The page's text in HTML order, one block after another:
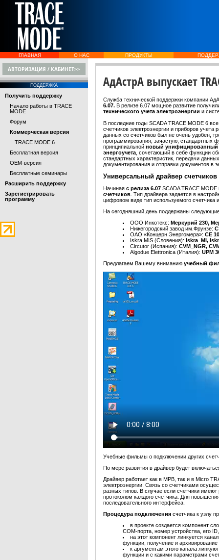
ГЛАВНАЯ О НАС ПРОДУКТЫ
АВТОРИЗАЦИЯ / КАБИНЕТ>>
ПОДДЕРЖКА
Получить поддержку
Начало работы в TRACE
MODE
Форум
Коммерческая версия
TRACE MODE 6
Бесплатная версия
OEM-версия
Бесплатные семинары
Расширить поддержку
Зарегистрировать
программу
АдАстрА выпускает
Служба технической поддержки компании
6.07. В релизе 6.07 мощное развитие
технического учета электроэнергии и
В последние годы SCADA TRACE MODE 6
счетчиков электроэнергии и приборов
данных со счетчиков был не очень удобен,
программирования, зачастую, стандартных
принципиальной новый унифицированный
энергоучета , сочетающий в себе функции
стандартных характеристик, передачи
документирования и отправки документов
Универсальный драйвер счетчиков
Начиная с релиза 6.07 SCADA TRACE MODE
счетчиков . Тип драйвера задается в
цифровом виде тип используемого счетчика
На сегодняшний день поддержаны
ООО Инкотекс: Меркурий 230,
Нижегородский завод им.Фрунзе:
ОАО «Концерн Энергомера»: CE
Iskra MIS (Словения): Iskra_MI,
Circutor (Испания): CVM_NGR,
Algodue Elettronica (Италия): UPM
Предлагаем Вашему вниманию учебный
Учебные фильмы о подключении других
По мере развития в драйвер будет
Драйвер работает как в МРВ, так и в Micro
электроэнергии. Связь со счетчиками
разных типов. В случае если счетчики
протоколом каждого счетчика. Для
последовательного интерфейса.
Процедура подключения счетчика к узлу
в проекте создается компонент
COM-порта, номер устройства, его
на этот компонент линкуется
функции, получение и
к аргументам этого канала
функции и с какими параметрами